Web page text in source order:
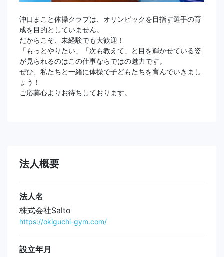
沖口まこと体操クラブは、オリンピックを目指す選手の育
成を目的としていません。
だからこそ、未経験でも大歓迎！
「もっとやりたい」「次も教えて」と目を輝かせている姿
が見られるのはこの仕事ならではの魅力です。
ぜひ、私たちと一緒に体操で子どもたちを育んでいきまし
ょう！
ご応募心よりお待ちしております。
法人概要
法人名
株式会社Salto
https://okiguchi-gym.com/
設立年月